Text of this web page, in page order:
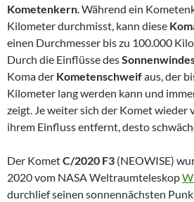
Kometenkern. Während ein
Kilometer durchmisst, kann diese
einen Durchmesser bis zu 100.000
Durch die Einflüsse des
Koma der Kometenschweifaus, der
Kilometer lang werden kann und
zeigt. Je weiter sich der Komet wieder
ihrem Einfluss entfernt, desto
Der KometC/2020 F3 (NEOWISE)
2020 vom NASA Weltraumteleskop
durchlief seinen sonnennächsten